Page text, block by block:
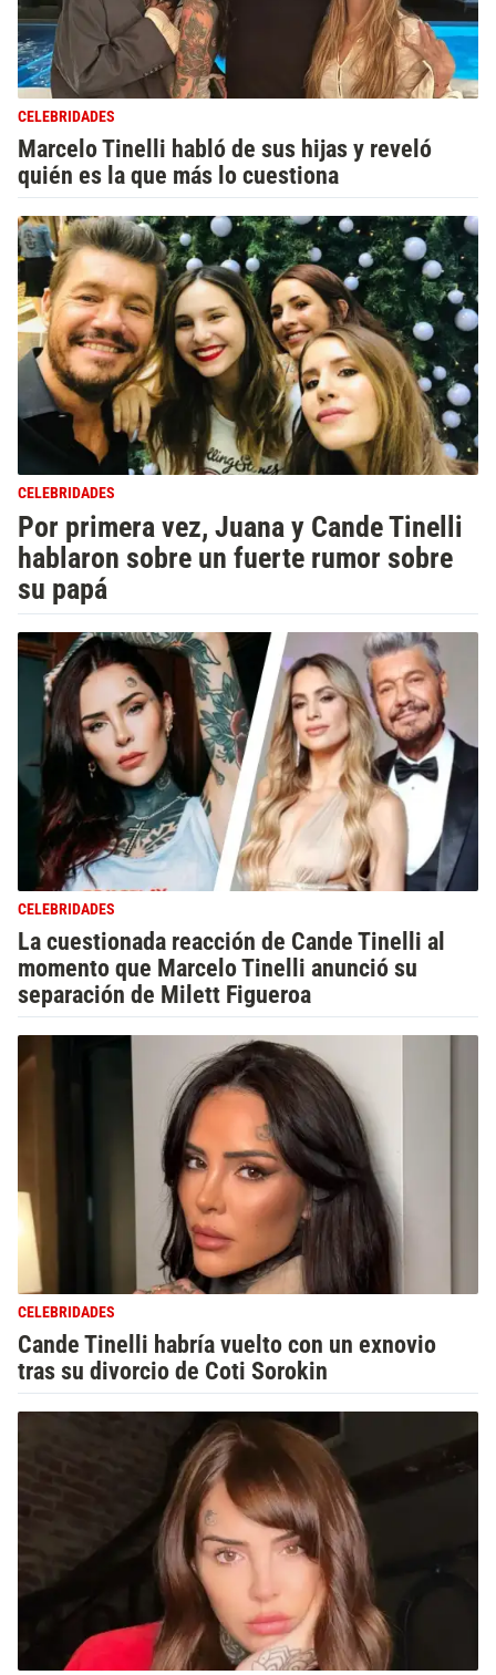
CELEBRIDADES
Marcelo Tinelli habló de sus hijas y reveló
quién es la que más lo cuestiona
CELEBRIDADES
Por primera vez, Juana y Cande Tinelli
hablaron sobre un fuerte rumor sobre
su papá
CELEBRIDADES
La cuestionada reacción de Cande Tinelli al
momento que Marcelo Tinelli anunció su
separación de Milett Figueroa
CELEBRIDADES
Cande Tinelli habría vuelto con un exnovio
tras su divorcio de Coti Sorokin